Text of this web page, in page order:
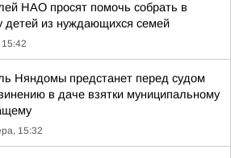
НАО просят помочь собрать в
детей из нуждающихся семей
Няндомы предстанет перед судом
в даче взятки муниципальному
15:32